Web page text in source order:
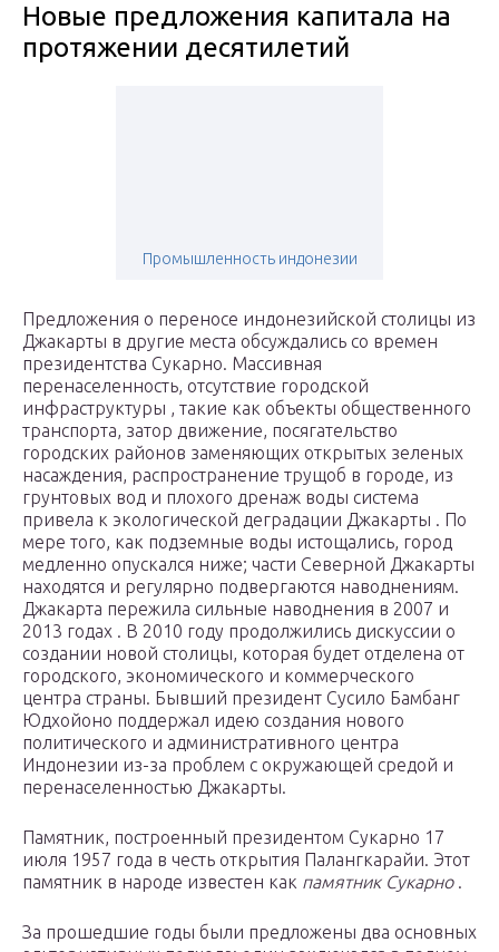
Новые предложения капитала на
протяжении десятилетий
Промышленность индонезии
Предложения о переносе индонезийской столицы из
Джакарты в другие места обсуждались со времен
президентства Сукарно. Массивная
перенаселенность, отсутствие городской
инфраструктуры , такие как объекты общественного
транспорта, затор движение, посягательство
городских районов заменяющих открытых зеленых
насаждения, распространение трущоб в городе, из
грунтовых вод и плохого дренаж воды система
привела к экологической деградации Джакарты . По
мере того, как подземные воды истощались, город
медленно опускался ниже; части Северной Джакарты
находятся и регулярно подвергаются наводнениям.
Джакарта пережила сильные наводнения в 2007 и
2013 годах . В 2010 году продолжились дискуссии о
создании новой столицы, которая будет отделена от
городского, экономического и коммерческого
центра страны. Бывший президент Сусило Бамбанг
Юдхойоно поддержал идею создания нового
политического и административного центра
Индонезии из-за проблем с окружающей средой и
перенаселенностью Джакарты.
Памятник, построенный президентом Сукарно 17
июля 1957 года в честь открытия Палангкарайи. Этот
памятник в народе известен как памятник Сукарно.
За прошедшие годы были предложены два основных